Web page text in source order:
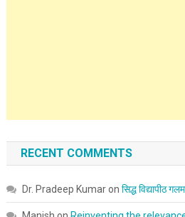
RECENT COMMENTS
Dr. Pradeep Kumaron सिद्ध विद्यापीठ